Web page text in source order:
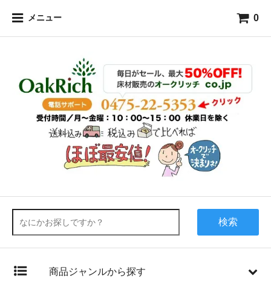
メニュー 0
検索
商品ジャンルから探す